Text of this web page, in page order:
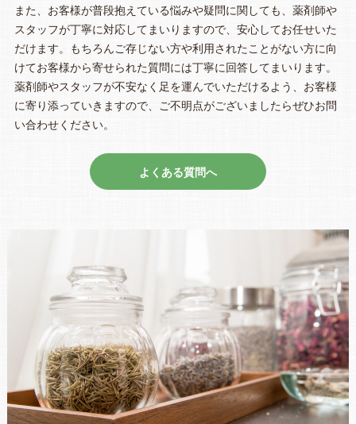
また、お客様が普段抱えている悩みや疑問に関しても、薬剤師や
スタッフが丁寧に対応してまいりますので、安心してお任せいた
だけます。もちろんご存じない方や利用されたことがない方に向
けてお客様から寄せられた質問には丁寧に回答してまいります。
薬剤師やスタッフが不安なく足を運んでいただけるよう、お客様
に寄り添っていきますので、ご不明点がございましたらぜひお問
い合わせください。
よくある質問へ